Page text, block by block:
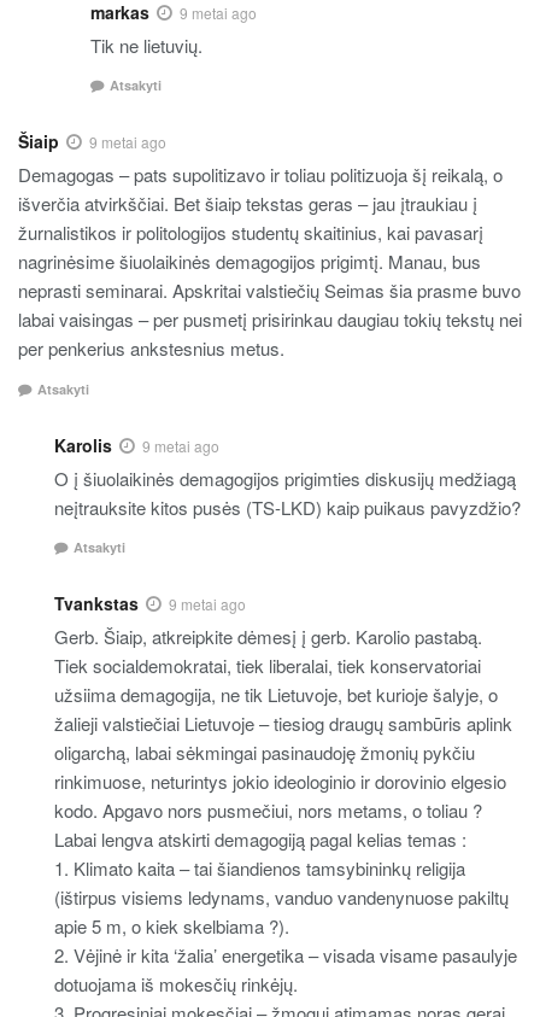
markas 9 metai ago
Tik ne lietuvių.
Atsakyti
Šiaip 9 metai ago
Demagogas – pats supolitizavo ir toliau politizuoja šį reikalą, o
išverčia atvirkščiai. Bet šiaip tekstas geras – jau įtraukiau į
žurnalistikos ir politologijos studentų skaitinius, kai pavasarį
nagrinėsime šiuolaikinės demagogijos prigimtį. Manau, bus
neprasti seminarai. Apskritai valstiečių Seimas šia prasme buvo
labai vaisingas – per pusmetį prisirinkau daugiau tokių tekstų nei
per penkerius ankstesnius metus.
Atsakyti
Karolis 9 metai ago
O į šiuolaikinės demagogijos prigimties diskusijų medžiagą
neįtrauksite kitos pusės (TS-LKD) kaip puikaus pavyzdžio?
Atsakyti
Tvankstas 9 metai ago
Gerb. Šiaip, atkreipkite dėmesį į gerb. Karolio pastabą.
Tiek socialdemokratai, tiek liberalai, tiek konservatoriai
užsiima demagogija, ne tik Lietuvoje, bet kurioje šalyje, o
žalieji valstiečiai Lietuvoje – tiesiog draugų sambūris aplink
oligarchą, labai sėkmingai pasinaudoję žmonių pykčiu
rinkimuose, neturintys jokio ideologinio ir dorovinio elgesio
kodo. Apgavo nors pusmečiui, nors metams, o toliau ?
Labai lengva atskirti demagogiją pagal kelias temas :
1. Klimato kaita – tai šiandienos tamsybininkų religija
(ištirpus visiems ledynams, vanduo vandenynuose pakiltų
apie 5 m, o kiek skelbiama ?).
2. Vėjinė ir kita ‘žalia’ energetika – visada visame pasaulyje
dotuojama iš mokesčių rinkėjų.